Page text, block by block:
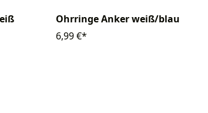
Ohrringe Anker weiß/blau
6,99 €*